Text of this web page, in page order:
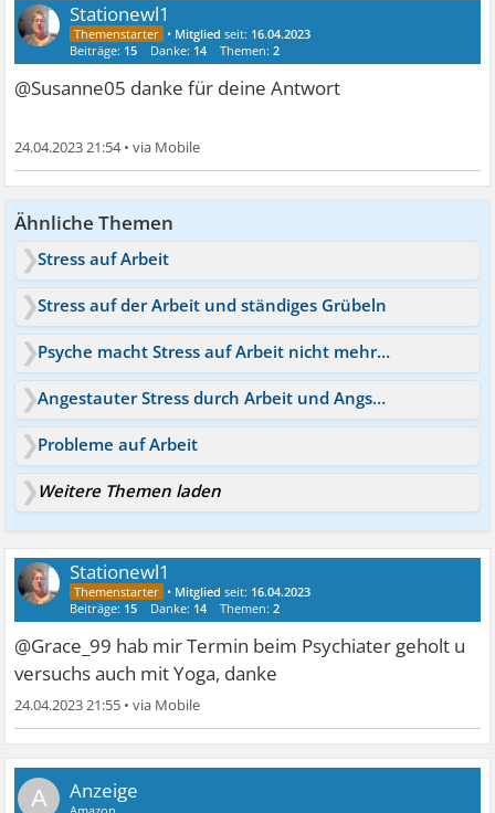
Stationewl1
• Mitglied seit: 16.04.2023
Beiträge: 15 Danke: 14 Themen:2
@Susanne05 danke für deine Antwort
24.04.2023 21:54•
Ähnliche Themen
Stress auf Arbeit
Stress auf der Arbeit und ständiges Grübeln
Psyche macht Stress auf Arbeit nicht mehr mit
Angestauter Stress durch Arbeit und Angst vor Neuem
Probleme auf Arbeit
Weitere Themen laden
Stationewl1
• Mitglied seit: 16.04.2023
Beiträge: 15 Danke: 14 Themen:2
@Grace_99 hab mir Termin beim Psychiater geholt u
versuchs auch mit Yoga, danke
24.04.2023 21:55 •
A